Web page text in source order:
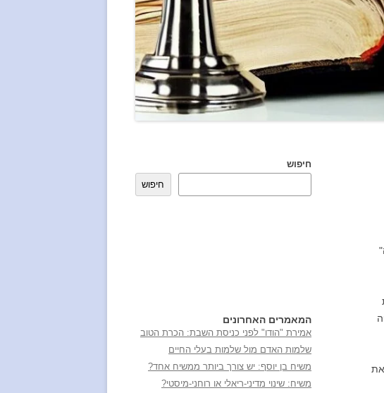
חיפוש
חיפוש
המאמרים האחרונים
אמירת "הודו" לפני כניסת השבת: הכרת הטוב
שלמות האדם מול שלמות בעלי החיים
משיח בן יוסף: יש צורך ביותר ממשיח אחד?
משיח: שינוי מדיני-ריאלי או רוחני-מיסטי?